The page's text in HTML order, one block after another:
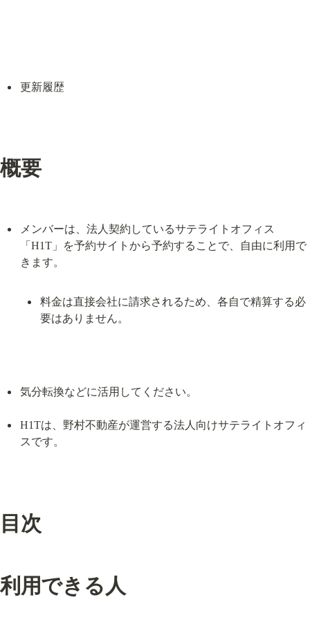
更新履歴
概要
メンバーは、法人契約しているサテライトオフィス
「H1T」を予約サイトから予約することで、自由に利用で
料金は直接会社に請求されるため、各自で精算する必
要はありません。
気分転換などに活用してください。
H1Tは、野村不動産が運営する法人向けサテライトオフィ
スです。
目次
利用できる人